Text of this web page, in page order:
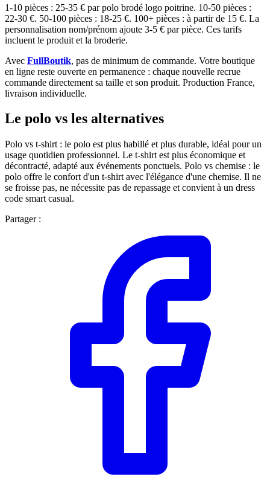
1-10 pièces : 25-35 € par polo brodé logo poitrine. 10-50 pièces :
22-30 €. 50-100 pièces : 18-25 €. 100+ pièces : à partir de 15 €. La
personnalisation nom/prénom ajoute 3-5 € par pièce. Ces tarifs
incluent le produit et la broderie.
Avec FullBoutik, pas de minimum de commande. Votre boutique
en ligne reste ouverte en permanence : chaque nouvelle recrue
commande directement sa taille et son produit. Production France,
livraison individuelle.
Le polo vs les alternatives
Polo vs t-shirt : le polo est plus habillé et plus durable, idéal pour un
usage quotidien professionnel. Le t-shirt est plus économique et
décontracté, adapté aux événements ponctuels. Polo vs chemise : le
polo offre le confort d'un t-shirt avec l'élégance d'une chemise. Il ne
se froisse pas, ne nécessite pas de repassage et convient à un dress
code smart casual.
Partager :